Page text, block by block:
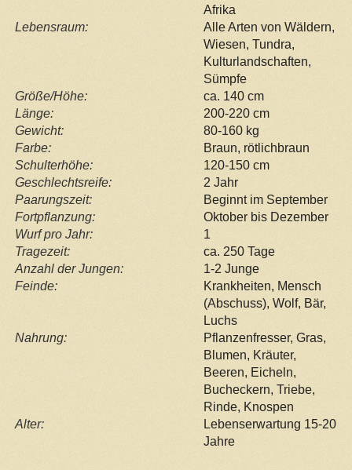
Afrika
Lebensraum:
Alle Arten von Wäldern,
Wiesen, Tundra,
Kulturlandschaften,
Sümpfe
Größe/Höhe:
ca. 140 cm
Länge:
200-220 cm
Gewicht:
80-160 kg
Farbe:
Braun, rötlichbraun
Schulterhöhe:
120-150 cm
Geschlechtsreife:
2 Jahr
Paarungszeit:
Beginnt im September
Fortpflanzung:
Oktober bis Dezember
Wurf pro Jahr:
1
Tragezeit:
ca. 250 Tage
Anzahl der Jungen:
1-2 Junge
Feinde:
Krankheiten, Mensch
(Abschuss), Wolf, Bär,
Luchs
Nahrung:
Pflanzenfresser, Gras,
Blumen, Kräuter,
Beeren, Eicheln,
Bucheckern, Triebe,
Rinde, Knospen
Alter:
Lebenserwartung 15-20
Jahre